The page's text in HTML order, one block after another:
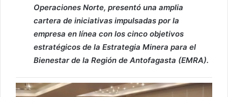
Operaciones Norte, presentó una amplia
cartera de iniciativas impulsadas por la
empresa en línea con los cinco objetivos
estratégicos de la Estrategia Minera para el
Bienestar de la Región de Antofagasta (EMRA).